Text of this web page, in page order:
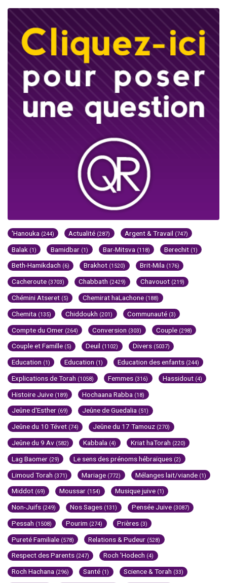
'Hanouka (244) Actualité (287) Argent & Travail (747)
Balak (1) Bamidbar (1) Bar-Mitsva (118) Berechit (1)
Beth-Hamikdach (6) Brakhot (1520) Brit-Mila (176)
Cacheroute (3703) Chabbath (2429) Chavouot (219)
Chémini Atseret (5) Chemirat haLachone (188)
Chemita (135) Chiddoukh (201) Communauté (3)
Compte du Omer (264) Conversion (303) Couple (298)
Couple et Famille (5) Deuil (1102) Divers (5037)
Education (1) Education (1) Education des enfants (244)
Explications de Torah (1058) Femmes (316) Hassidout (4)
Histoire Juive (189) Hochaana Rabba (18)
Jeûne d'Esther (69) Jeûne de Guedalia (51)
Jeûne du 10 Tévet (74) Jeûne du 17 Tamouz (270)
Jeûne du 9 Av (582) Kabbala (4) Kriat haTorah (220)
Lag Baomer (29) Le sens des prénoms hébraïques (2)
Limoud Torah (371) Mariage (772) Mélanges lait/viande (1)
Middot (69) Moussar (154) Musique juive (1)
Non-Juifs (249) Nos Sages (131) Pensée Juive (3087)
Pessah (1508) Pourim (274) Prières (3)
Pureté Familiale (578) Relations & Pudeur (528)
Respect des Parents (247) Roch 'Hodech (4)
Roch Hachana (296) Santé (1) Science & Torah (33)